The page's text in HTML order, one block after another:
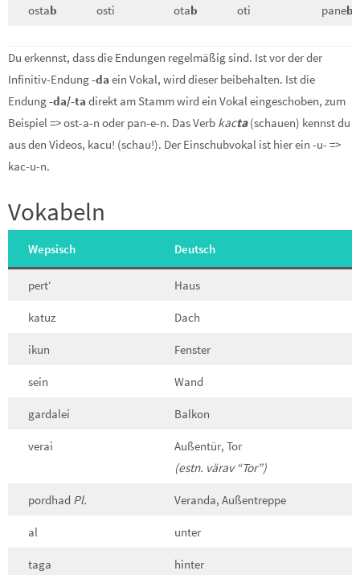
ostab osti otab oti paneb
Du erkennst, dass die Endungen regelmäßig sind. Ist vor der der
Infinitiv-Endung-da ein Vokal, wird dieser beibehalten. Ist die
Endung-da/-ta direkt am Stamm wird ein Vokal eingeschoben, zum
Beispiel => ost-a-n oder pan-e-n. Das Verb kacta (schauen) kennst du
aus den Videos, kacu! (schau!). Der Einschubvokal ist hier ein -u- =>
kac-u-n.
Vokabeln
Wepsisch Deutsch
pert‘ Haus
katuz Dach
ikun Fenster
sein Wand
gardalei Balkon
verai
Außentür, Tor
(estn. värav “Tor”)
pordhad Pl. Veranda, Außentreppe
al unter
taga hinter